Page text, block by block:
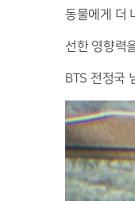
동물에게 더
선한 영향력
BTS 전정국